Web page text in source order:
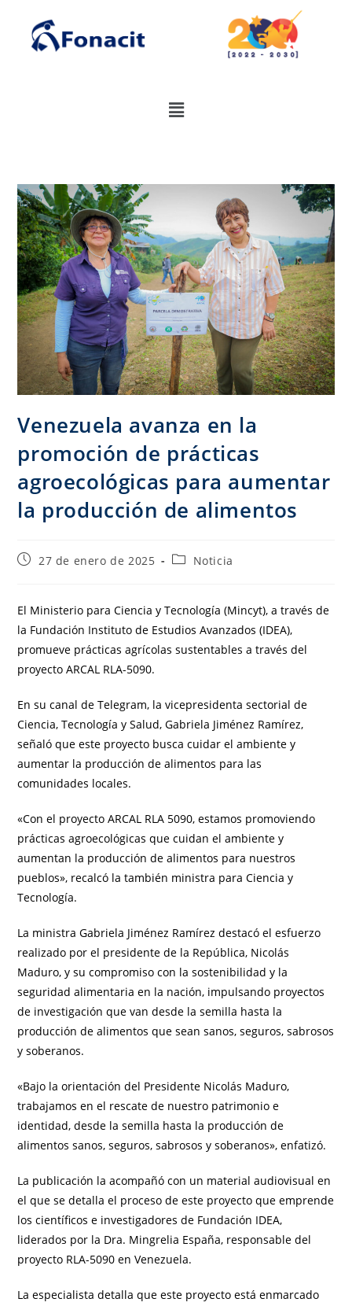
Venezuela avanza en la
promoción de prácticas
agroecológicas para aumentar
la producción de alimentos
27 de enero de 2025 Noticia
El Ministerio para Ciencia y Tecnología (Mincyt), a través de
la Fundación Instituto de Estudios Avanzados (IDEA),
promueve prácticas agrícolas sustentables a través del
proyecto ARCAL RLA-5090.
En su canal de Telegram, la vicepresidenta sectorial de
Ciencia, Tecnología y Salud, Gabriela Jiménez Ramírez,
señaló que este proyecto busca cuidar el ambiente y
aumentar la producción de alimentos para las
comunidades locales.
«Con el proyecto ARCAL RLA 5090, estamos promoviendo
prácticas agroecológicas que cuidan el ambiente y
aumentan la producción de alimentos para nuestros
pueblos», recalcó la también ministra para Ciencia y
Tecnología.
La ministra Gabriela Jiménez Ramírez destacó el esfuerzo
realizado por el presidente de la República, Nicolás
Maduro, y su compromiso con la sostenibilidad y la
seguridad alimentaria en la nación, impulsando proyectos
de investigación que van desde la semilla hasta la
producción de alimentos que sean sanos, seguros, sabrosos
y soberanos.
«Bajo la orientación del Presidente Nicolás Maduro,
trabajamos en el rescate de nuestro patrimonio e
identidad, desde la semilla hasta la producción de
alimentos sanos, seguros, sabrosos y soberanos», enfatizó.
La publicación la acompañó con un material audiovisual en
el que se detalla el proceso de este proyecto que emprende
los científicos e investigadores de Fundación IDEA,
liderados por la Dra. Mingrelia España, responsable del
proyecto RLA-5090 en Venezuela.
La especialista detalla que este proyecto está enmarcado